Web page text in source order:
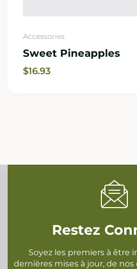
Accessories
Sweet Pineapples
$16.93
Restez
Soyez les premiers à être
dernières mises à jour, de